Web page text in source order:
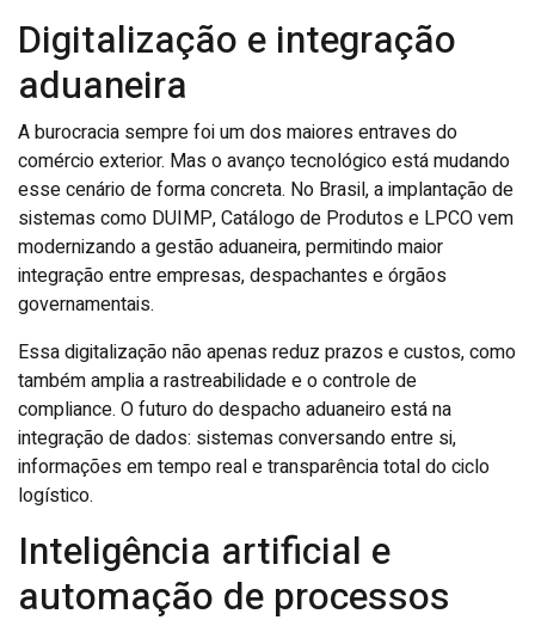
Digitalização e integração
aduaneira
A burocracia sempre foi um dos maiores entraves do
comércio exterior. Mas o avanço tecnológico está mudando
esse cenário de forma concreta. No Brasil, a implantação de
sistemas como DUIMP, Catálogo de Produtos e LPCO vem
modernizando a gestão aduaneira, permitindo maior
integração entre empresas, despachantes e órgãos
governamentais.
Essa digitalização não apenas reduz prazos e custos, como
também amplia a rastreabilidade e o controle de
compliance. O futuro do despacho aduaneiro está na
integração de dados: sistemas conversando entre si,
informações em tempo real e transparência total do ciclo
logístico.
Inteligência artificial e
automação de processos